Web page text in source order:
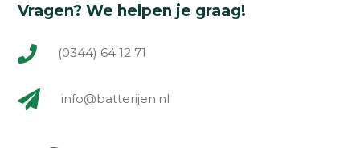
Vragen? We helpen je graag!
(0344) 64 12 71
info@batterijen.nl